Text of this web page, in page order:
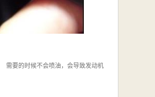
需要的时候不会喷油，会导致发动机